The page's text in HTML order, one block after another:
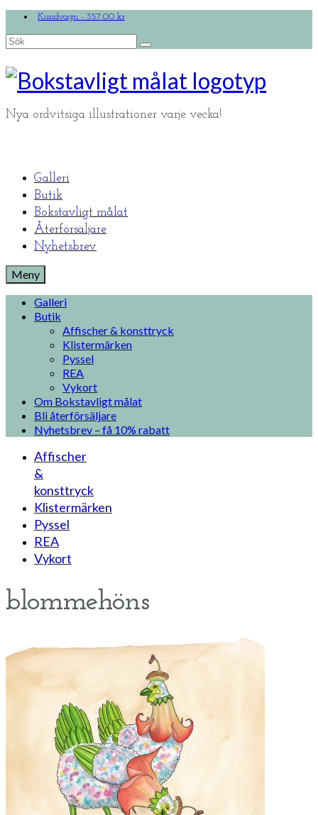
Kundvagn - 357.00 kr
Search
Nya ordvitsiga illustrationer varje vecka!
Galleri
Butik
Bokstavligt målat
Återförsäljare
Nyhetsbrev
Meny
Galleri
Butik
Affischer & konsttryck
Klistermärken
Pyssel
REA
Vykort
Om Bokstavligt målat
Bli återförsäljare
Nyhetsbrev – få 10% rabatt
Affischer
&
konsttryck
Klistermärken
Pyssel
REA
Vykort
blommehöns